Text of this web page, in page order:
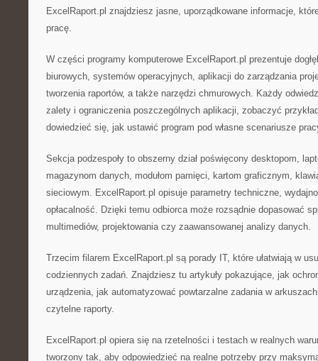
ExcelRaport.pl znajdziesz jasne, uporządkowane informacje,
pracę.
W części programy komputerowe ExcelRaport.pl prezentuje
biurowych, systemów operacyjnych, aplikacji do zarządzania
tworzenia raportów, a także narzędzi chmurowych. Każdy
zalety i ograniczenia poszczególnych aplikacji, zobaczyć
dowiedzieć się, jak ustawić program pod własne scenariusze
Sekcja podzespoły to obszerny dział poświęcony desktopom,
magazynom danych, modułom pamięci, kartom graficznym,
sieciowym. ExcelRaport.pl opisuje parametry techniczne,
opłacalność. Dzięki temu odbiorca może rozsądnie dopasować
multimediów, projektowania czy zaawansowanej analizy danych.
Trzecim filarem ExcelRaport.pl są porady IT, które ułatwiają w
codziennych zadań. Znajdziesz tu artykuły pokazujące, jak
urządzenia, jak automatyzować powtarzalne zadania w
czytelne raporty.
ExcelRaport.pl opiera się na rzetelności i testach w realnych
tworzony tak, aby odpowiedzieć na realne potrzeby przy